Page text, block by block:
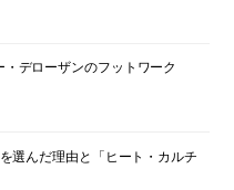
デローザンのフットワーク
選んだ理由と「ヒート・カルチ